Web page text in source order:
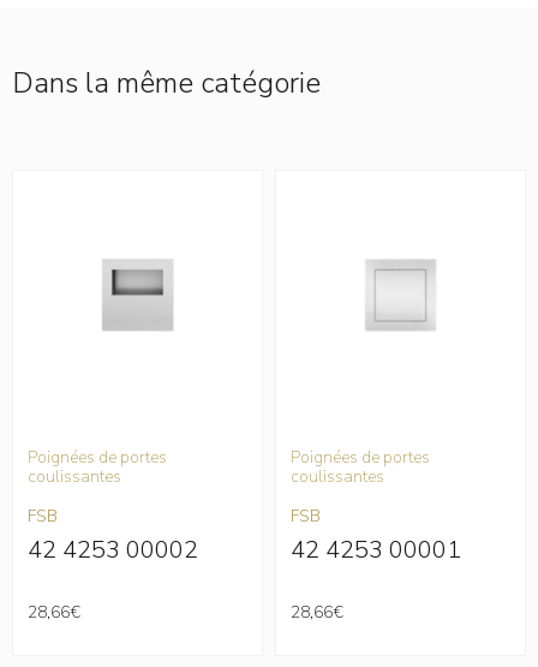
Dans la même catégorie
Poignées de portes
coulissantes
FSB
42 4253 00002
28,66€
Poignées de portes
coulissantes
FSB
42 4253 00001
28,66€